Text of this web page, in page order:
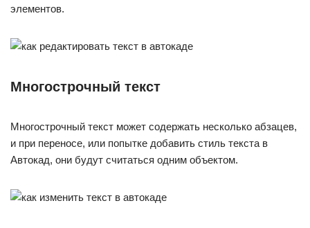
элементов.
Многострочный текст
Многострочный текст может содержать несколько абзацев,
и при переносе, или попытке добавить стиль текста в
Автокад, они будут считаться одним объектом.